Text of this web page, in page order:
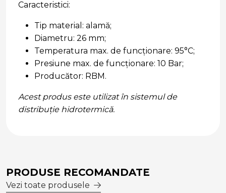
Caracteristici:
Tip material: alamă;
Diametru: 26 mm;
Temperatura max. de funcționare: 95°C;
Presiune max. de funcționare: 10 Bar;
Producător: RBM.
Acest produs este utilizat în sistemul de
distribuție hidrotermică.
PRODUSE RECOMANDATE
Vezi toate produsele